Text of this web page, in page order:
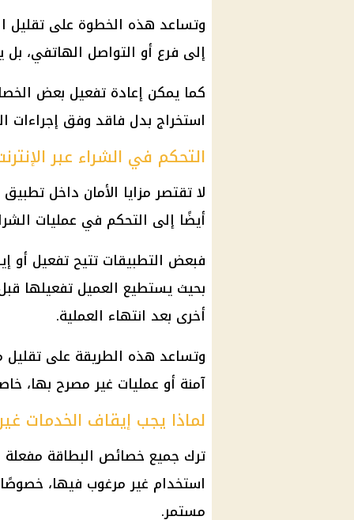
وتساعد هذه الخطوة على تقليل
إلى فرع أو التواصل الهاتفي،
كما يمكن إعادة تفعيل بعض
استخراج بدل فاقد وفق إجراءات
التحكم في الشراء عبر
لا تقتصر مزايا الأمان داخل
أيضًا إلى التحكم في عمليات
فبعض التطبيقات تتيح تفعيل أو
بحيث يستطيع العميل تفعيلها
أخرى بعد انتهاء العملية.
وتساعد هذه الطريقة على تقليل
آمنة أو عمليات غير مصرح بها،
لماذا يجب إيقاف الخدمات
ترك جميع خصائص البطاقة
استخدام غير مرغوب فيها،
مستمر.